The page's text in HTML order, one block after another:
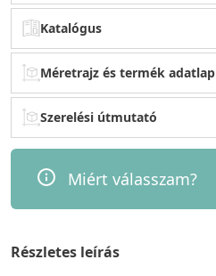
Katalógus
Méretrajz és termék adatlap
Szerelési útmutató
Miért válasszam?
Részletes leírás